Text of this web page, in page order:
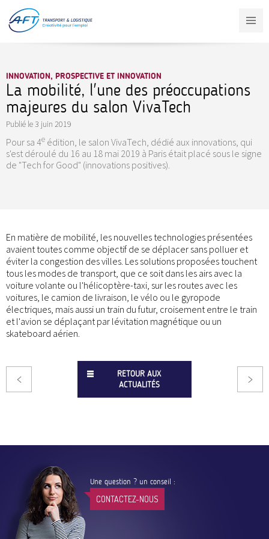
contenu
principal
INNOVATION, PROSPECTIVE ET INNOVATION
La mobilité, l'une des préoccupations
majeures du salon VivaTech
Publié le3 juin 2019
Pour sa 4e édition, le salon VivaTech, dédié aux innovations, qui
s'est déroulé du 16 au 18 mai 2019 à Paris était placé sous le signe
de "Tech for Good" (innovations positives).
En matière de mobilité, les nouvelles technologies présentées
avaient toutes comme objectif de se déplacer sans polluer et
éviter la congestion des villes. Les solutions proposées touchent
tous les modes de transport, que ce soit dans les airs avec la
voiture volante ou l'hélicoptère-taxi, sur les routes avec les
voitures, le camion de livraison, le vélo ou le gyropode
électriques, mais aussi un train du futur, croisement entre le train
et l'avion se déplaçant par lévitation magnétique ou un
skateboard aérien.
RETOUR AUX
ACTUALITÉS
Une question ? un conseil :
CONTACTEZ-NOUS